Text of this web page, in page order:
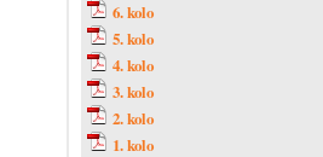
6. kolo
5. kolo
4. kolo
3. kolo
2. kolo
1. kolo